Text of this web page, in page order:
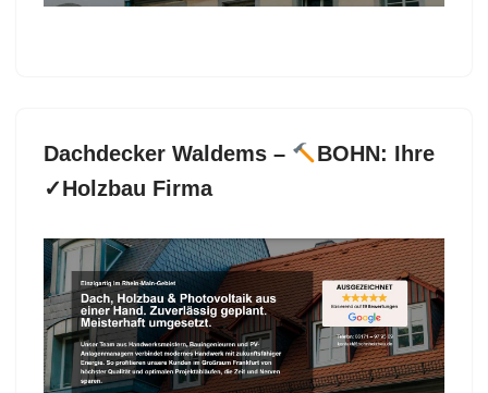
Dachdecker Waldems –
BOHN: Ihre
✓Holzbau Firma
BOHN für Waldems stellt bereit Dachdecker oder
✓Dacheindeckung, Dachgauben, Dachfenster,
Dachstuhl.
BOHN, Ihr Dachdeckermeister für
✓Dacheindeckung, ✓Dachdecker, ✓Dachfenster,
✓Dachgauben als auch ✓Dachstuhl in Waldems. Wir
setzen Ihre Ideen um ✉.